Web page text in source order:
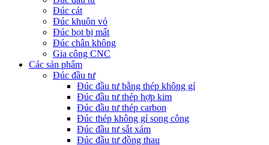
Đúc cát
Đúc khuôn vỏ
Đúc bọt bị mất
Đúc chân không
Gia công CNC
Các sản phẩm
Đúc đầu tư
Đúc đầu tư bằng thép không gỉ
Đúc đầu tư thép hợp kim
Đúc đầu tư thép carbon
Đúc thép không gỉ song công
Đúc đầu tư sắt xám
Đúc đầu tư đồng thau